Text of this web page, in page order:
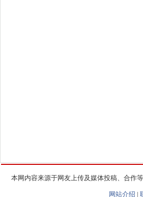
本网内容来源于网友上传及媒体投稿、合作
网站介绍 |